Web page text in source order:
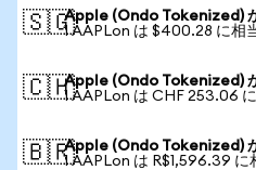
🇸🇬Apple (Ondo Tokenized)
1 AAPLon は $400.28 に相
🇨🇭Apple (Ondo Tokenized)
1 AAPLon は CHF 253.06
🇧🇷Apple (Ondo Tokenized)
1 AAPLon は R$1,596.39 に